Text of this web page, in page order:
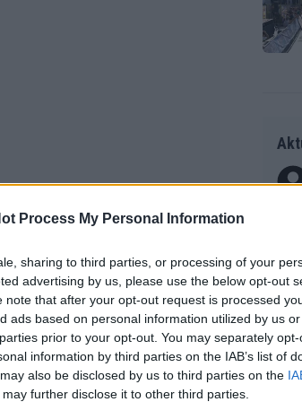
Process My Personal Information
sharing to third parties, or processing of your
advertising by us, please use the below opt-out
note that after your opt-out request is processed
ads based on personal information utilized by us
prior to your opt-out. You may separately
information by third parties on the IAB’s list of
also be disclosed by us to third parties on the
further disclose it to other third parties.
von 13 Sekunden
und
er
rifft
Die
as
ss
as